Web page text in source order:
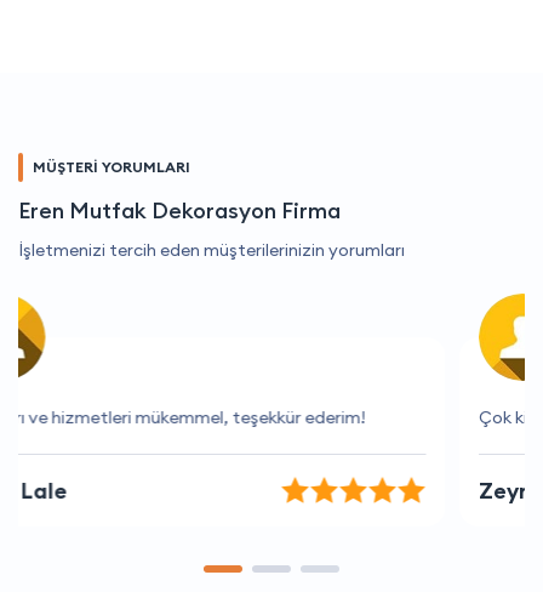
MÜŞTERİ YORUMLARI
Eren Mutfak Dekorasyon Firma
İşletmenizi tercih eden müşterilerinizin yorumları
Çok kibar ve anlayışlı bir ekip.
Zeynep Koç